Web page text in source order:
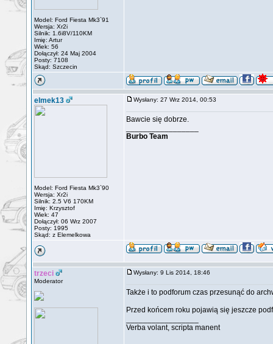
Model: Ford Fiesta Mk3`91
Wersja: Xr2i
Silnik: 1.6i8V/110KM
Imię: Artur
Wiek: 56
Dołączył: 24 Maj 2004
Posty: 7108
Skąd: Szczecin
elmek13
Model: Ford Fiesta Mk3`90
Wersja: Xr2i
Silnik: 2.5 V6 170KM
Imię: Krzysztof
Wiek: 47
Dołączył: 06 Wrz 2007
Posty: 1995
Skąd: z Elemelkowa
Wysłany: 27 Wrz 2014, 00:53
Bawcie się dobrze.
Burbo Team
trzeci
Moderator
Wysłany: 9 Lis 2014, 18:46
Także i to podforum czas przesunąć do
Przed końcem roku pojawią się jeszcze
Verba volant, scripta manent